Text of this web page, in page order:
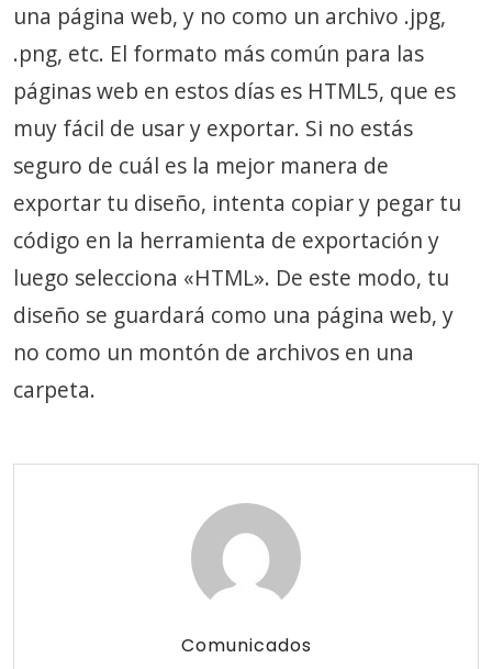
una página web, y no como un archivo .jpg,
.png, etc. El formato más común para las
páginas web en estos días es HTML5, que es
muy fácil de usar y exportar. Si no estás
seguro de cuál es la mejor manera de
exportar tu diseño, intenta copiar y pegar tu
código en la herramienta de exportación y
luego selecciona «HTML». De este modo, tu
diseño se guardará como una página web, y
no como un montón de archivos en una
carpeta.
Comunicados